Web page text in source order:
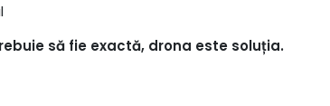
să fie exactă, drona este soluția.